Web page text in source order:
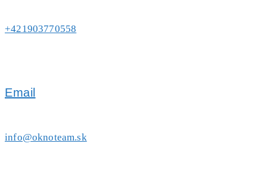
+421903770558
Email
info@oknoteam.sk